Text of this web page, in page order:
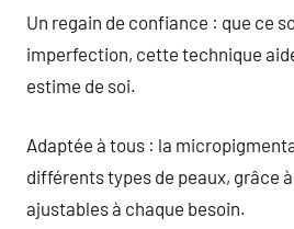
Un regain de confiance : que ce
imperfection, cette technique
estime de soi.
Adaptée à tous : la
différents types de peaux, grâce
ajustables à chaque besoin.